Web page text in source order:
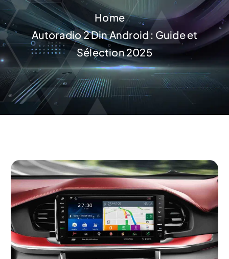
e
n
t
Home
Autoradio 2 Din Android : Guide et
Sélection 2025